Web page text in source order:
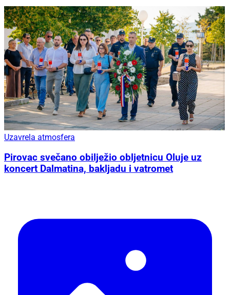
Uzavrela atmosfera
Pirovac svečano obilježio obljetnicu Oluje uz
koncert Dalmatina, bakljadu i vatromet